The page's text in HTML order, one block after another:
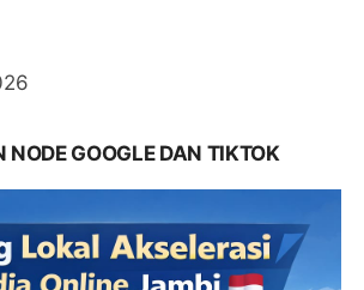
NODE GOOGLE DAN TIKTOK